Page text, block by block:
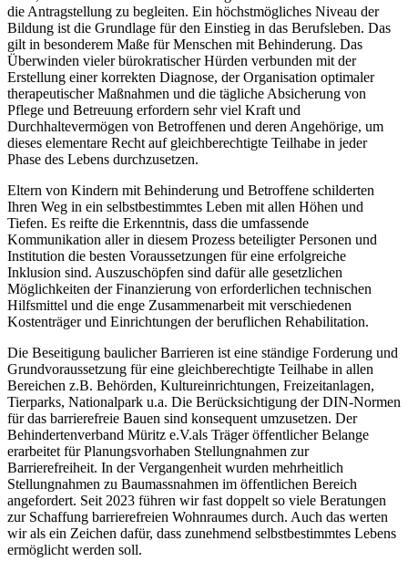
die Antragstellung zu begleiten. Ein höchstmögliches Niveau der
Bildung ist die Grundlage für den Einstieg in das Berufsleben. Das
gilt in besonderem Maße für Menschen mit Behinderung. Das
Überwinden vieler bürokratischer Hürden verbunden mit der
Erstellung einer korrekten Diagnose, der Organisation optimaler
therapeutischer Maßnahmen und die tägliche Absicherung von
Pflege und Betreuung erfordern sehr viel Kraft und
Durchhaltevermögen von Betroffenen und deren Angehörige, um
dieses elementare Recht auf gleichberechtigte Teilhabe in jeder
Phase des Lebens durchzusetzen.
Eltern von Kindern mit Behinderung und Betroffene schilderten
Ihren Weg in ein selbstbestimmtes Leben mit allen Höhen und
Tiefen. Es reifte die Erkenntnis, dass die umfassende
Kommunikation aller in diesem Prozess beteiligter Personen und
Institution die besten Voraussetzungen für eine erfolgreiche
Inklusion sind. Auszuschöpfen sind dafür alle gesetzlichen
Möglichkeiten der Finanzierung von erforderlichen technischen
Hilfsmittel und die enge Zusammenarbeit mit verschiedenen
Kostenträger und Einrichtungen der beruflichen Rehabilitation.
Die Beseitigung baulicher Barrieren ist eine ständige Forderung und
Grundvoraussetzung für eine gleichberechtigte Teilhabe in allen
Bereichen z.B. Behörden, Kultureinrichtungen, Freizeitanlagen,
Tierparks, Nationalpark u.a. Die Berücksichtigung der DIN-Normen
für das barrierefreie Bauen sind konsequent umzusetzen. Der
Behindertenverband Müritz e.V.als Träger öffentlicher Belange
erarbeitet für Planungsvorhaben Stellungnahmen zur
Barrierefreiheit. In der Vergangenheit wurden mehrheitlich
Stellungnahmen zu Baumassnahmen im öffentlichen Bereich
angefordert. Seit 2023 führen wir fast doppelt so viele Beratungen
zur Schaffung barrierefreien Wohnraumes durch. Auch das werten
wir als ein Zeichen dafür, dass zunehmend selbstbestimmtes Lebens
ermöglicht werden soll.